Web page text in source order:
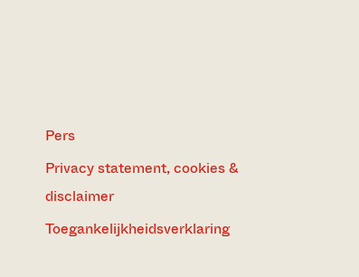
Pers
Privacy statement, cookies &
disclaimer
Toegankelijkheidsverklaring